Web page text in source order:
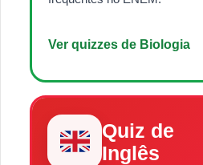
Ver quizzes de Biologia
Quiz de
Inglês